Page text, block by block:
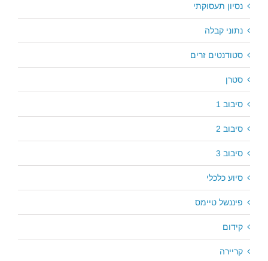
נסיון תעסוקתי
נתוני קבלה
סטודנטים זרים
סטרן
סיבוב 1
סיבוב 2
סיבוב 3
סיוע כלכלי
פיננשל טיימס
קידום
קריירה